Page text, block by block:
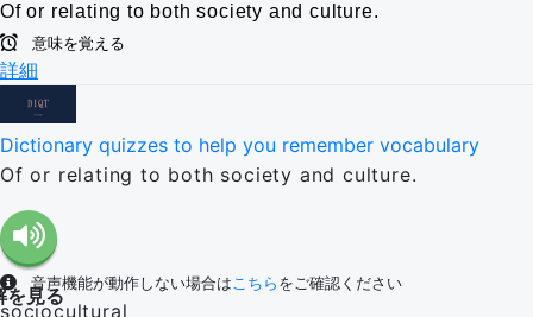
Of or relating to both society and culture.
意味を覚える
詳細
Dictionary quizzes to help you remember vocabulary
Of or relating to both society and culture.
音声機能が動作しない場合はこちら をご確認ください
を見る
sociocultural